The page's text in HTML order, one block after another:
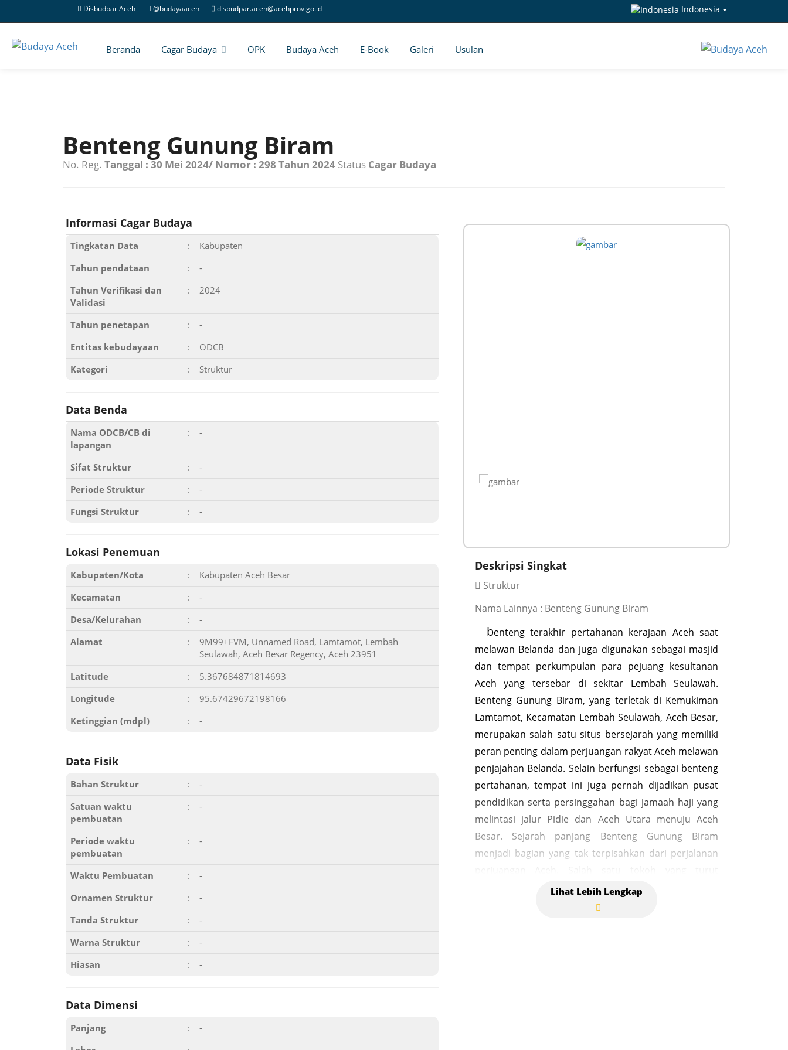
Disbudpar Aceh @budayaaceh disbudpar.aceh@acehprov.go.id Indonesia
Beranda Cagar Budaya OPK Budaya Aceh E-Book Galeri Usulan
Benteng Gunung Biram
No. Reg. Tanggal : 30 Mei 2024/ Nomor : 298 Tahun 2024 Status Cagar Budaya
Informasi Cagar Budaya
Tingkatan Data :
Kabupaten
Tahun pendataan
:
-
Tahun Verifikasi dan
Validasi
: 2024
Tahun penetapan :
-
Entitas kebudayaan
:
ODCB
Kategori
: Struktur
Data Benda
Nama ODCB/CB di
lapangan
: -
Sifat Struktur :
-
Periode Struktur
:
-
Fungsi Struktur
: -
Lokasi Penemuan
Kabupaten/Kota :
Kabupaten Aceh Besar
Kecamatan
:
-
Desa/Kelurahan
:
-
Alamat
:
9M99+FVM, Unnamed Road, Lamtamot, Lembah
Seulawah, Aceh Besar Regency, Aceh 23951
Latitude
:
5.367684871814693
Longitude
:
95.67429672198166
Ketinggian (mdpl)
: -
Data Fisik
Bahan Struktur :
-
Satuan waktu
pembuatan
: -
Periode waktu
pembuatan
: -
Waktu Pembuatan :
-
Ornamen Struktur
:
-
Tanda Struktur
:
-
Warna Struktur
:
-
Hiasan
: -
Data Dimensi
Panjang :
-
Deskripsi Singkat
Struktur
Nama Lainnya : Benteng Gunung Biram
benteng terakhir pertahanan kerajaan Aceh saat
melawan Belanda dan juga digunakan sebagai masjid
dan tempat perkumpulan para pejuang kesultanan
Aceh yang tersebar di sekitar Lembah Seulawah.
Benteng Gunung Biram, yang terletak di Kemukiman
Lamtamot, Kecamatan Lembah Seulawah, Aceh Besar,
merupakan salah satu situs bersejarah yang memiliki
peran penting dalam perjuangan rakyat Aceh melawan
penjajahan Belanda. Selain berfungsi sebagai benteng
pertahanan, tempat ini juga pernah dijadikan pusat
pendidikan serta persinggahan bagi jamaah haji yang
melintasi jalur Pidie dan Aceh Utara menuju Aceh
Besar. Sejarah panjang Benteng Gunung Biram
menjadi bagian yang tak terpisahkan dari perjalanan
mengulas sejarah benteng ini adalah Cucu Tanoh
Abee, T. Abulis Samarkhan, yang menyoroti asal-usul